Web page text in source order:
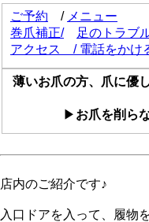
ご予約 / メニュー
巻爪補正/ 足のトラブ
アクセス
/ 電話をかけ
薄いお爪の方、爪に優
▶ お爪を削ら
店内のご紹介です♪
入口ドアを入って、履物